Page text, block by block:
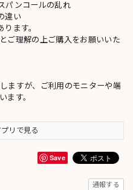
パンコールの乱れ
違い
ます。
ご理解の上ご購入をお願いいた
ますが、ご利用のモニターや端
ます。
リで見る
Save
通報する